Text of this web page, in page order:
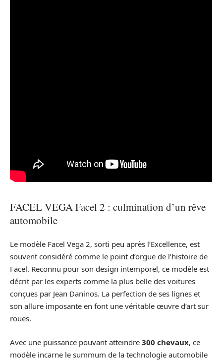
FACEL VEGA Facel 2 : culmination d’un rêve
automobile
Le modèle Facel Vega 2, sorti peu après l’Excellence, est
souvent considéré comme le point d’orgue de l’histoire de
Facel. Reconnu pour son design intemporel, ce modèle est
décrit par les experts comme la plus belle des voitures
conçues par Jean Daninos. La perfection de ses lignes et
son allure imposante en font une véritable œuvre d’art sur
roues.
Avec une puissance pouvant atteindre 300 chevaux, ce
modèle incarne le summum de la technologie automobile